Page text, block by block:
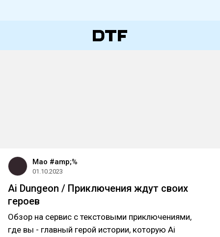
Mao #amp;%
01.10.2023
Ai Dungeon / Приключения ждут своих
героев
Обзор на сервис с текстовыми приключениями,
где вы - главный герой истории, которую Ai